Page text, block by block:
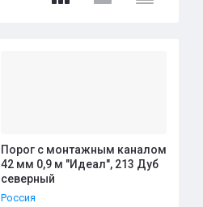
Порог с монтажным каналом
42 мм 0,9 м "Идеал", 213 Дуб
северный
Россия